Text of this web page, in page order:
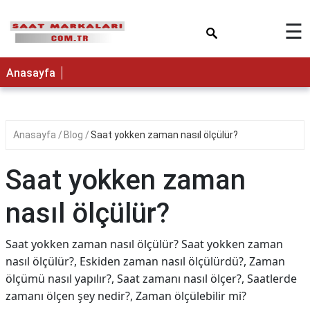
☰
Anasayfa
Anasayfa Blog Saat yokken zaman nasıl ölçülür?
Saat yokken zaman
nasıl ölçülür?
Saat yokken zaman nasıl ölçülür? Saat yokken zaman
nasıl ölçülür?, Eskiden zaman nasıl ölçülürdü?, Zaman
ölçümü nasıl yapılır?, Saat zamanı nasıl ölçer?, Saatlerde
zamanı ölçen şey nedir?, Zaman ölçülebilir mi?